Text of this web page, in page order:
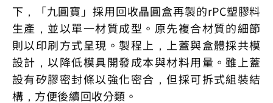
下，「九圓寶」採用回收晶圓盒再製的rPC塑膠料
生產，並以單一材質成型。原先複合材質的細節
則以印刷方式呈現。製程上，上蓋與盒體採共模
設計，以降低模具開發成本與材料用量。雖上蓋
設有矽膠密封條以強化密合，但採可拆式組裝結
構，方便後續回收分類。